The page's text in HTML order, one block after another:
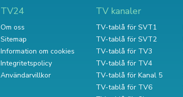
TV24
Om oss
Sitemap
Information om cookies
Integritetspolicy
Användarvillkor
TV kanaler
TV-tablå för SVT1
TV-tablå för SVT2
TV-tablå för TV3
TV-tablå för TV4
TV-tablå för Kanal 5
TV-tablå för TV6